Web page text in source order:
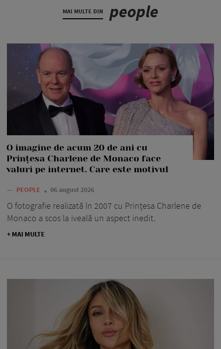
MAI MULTE DIN people
O imagine de acum 20 de ani cu
Prințesa Charlene de Monaco face
valuri pe internet. Care este motivul
— PEOPLE 06 august 2026
O fotografie realizată în 2007 cu Prințesa Charlene de
Monaco a scos la iveală un aspect inedit.
+ MAI MULTE